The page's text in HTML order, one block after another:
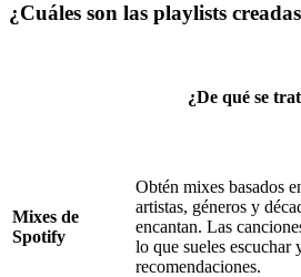
¿Cuáles son las playlists
¿De qué se
Mixes de
Spotify
Obtén mixes basados
artistas, géneros y
encantan. Las
lo que sueles escuchar
recomendaciones.